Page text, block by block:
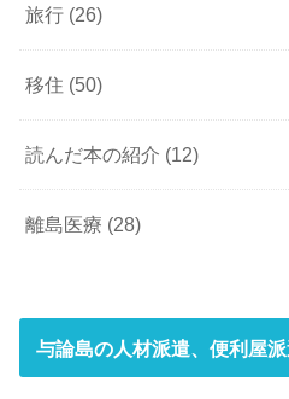
旅行 (26)
移住 (50)
読んだ本の紹介 (12)
離島医療 (28)
与論島の人材派遣、便利屋